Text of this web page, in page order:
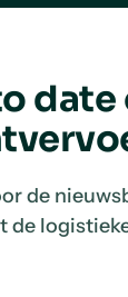
date
de
de